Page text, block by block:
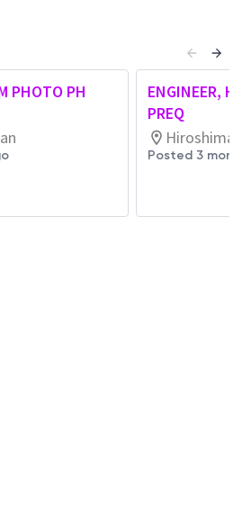
標達成に向けた、持続可能な
びプロセス管理システムの構築
、イノベーション、技術力、
る組織文化の醸成
ータ分析技術、およびデジタ
クチャリングソリューションを
び意思決定の高度化
PHOTO PH
ENGINEER,
PREQ
Hiroshima,
Posted 3